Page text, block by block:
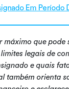
Em Período
que
legais de
e quais
também orienta